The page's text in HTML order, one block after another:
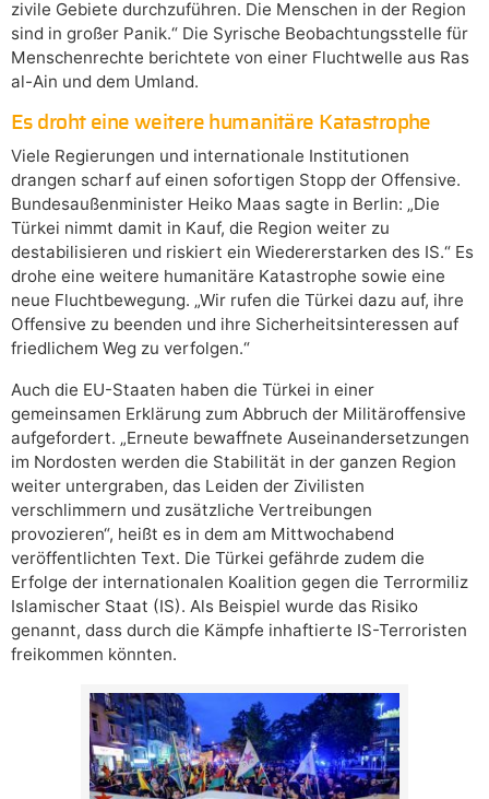
zivile Gebiete durchzuführen. Die Menschen in der Region
sind in großer Panik.“ Die Syrische Beobachtungsstelle für
Menschenrechte berichtete von einer Fluchtwelle aus Ras
al-Ain und dem Umland.
Es droht eine weitere humanitäre Katastrophe
Viele Regierungen und internationale Institutionen
drangen scharf auf einen sofortigen Stopp der Offensive.
Bundesaußenminister Heiko Maas sagte in Berlin: „Die
Türkei nimmt damit in Kauf, die Region weiter zu
destabilisieren und riskiert ein Wiedererstarken des IS.“ Es
drohe eine weitere humanitäre Katastrophe sowie eine
neue Fluchtbewegung. „Wir rufen die Türkei dazu auf, ihre
Offensive zu beenden und ihre Sicherheitsinteressen auf
friedlichem Weg zu verfolgen.“
Auch die EU-Staaten haben die Türkei in einer
gemeinsamen Erklärung zum Abbruch der Militäroffensive
aufgefordert. „Erneute bewaffnete Auseinandersetzungen
im Nordosten werden die Stabilität in der ganzen Region
weiter untergraben, das Leiden der Zivilisten
verschlimmern und zusätzliche Vertreibungen
provozieren“, heißt es in dem am Mittwochabend
veröffentlichten Text. Die Türkei gefährde zudem die
Erfolge der internationalen Koalition gegen die Terrormiliz
Islamischer Staat (IS). Als Beispiel wurde das Risiko
genannt, dass durch die Kämpfe inhaftierte IS-Terroristen
freikommen könnten.